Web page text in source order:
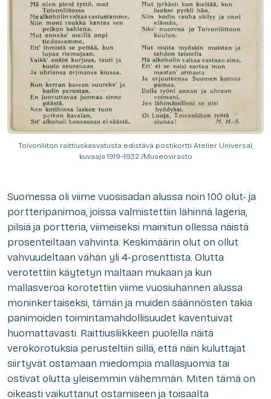
Toivonliiton raittiuskasvatusta edistävä postikortti Atelier Universal,
kuvaaja 1919–1932 /Museovirasto
Suomessa oli viime vuosisadan alussa noin 100 olut- ja
portteripanimoa, joissa valmistettiin lähinnä lageria,
pilsiä ja portteria, viimeiseksi mainitun ollessa näistä
prosenteiltaan vahvinta. Keskimäärin olut on ollut
vahvuudeltaan vähän yli 4-prosenttista. Olutta
verotettiin käytetyn maltaan mukaan ja kun
mallasveroa korotettiin viime vuosiuhannen alussa
moninkertaiseksi, tämän ja muiden säännösten takia
panimoiden toimintamahdollisuudet kaventuivat
huomattavasti. Raittiusliikkeen puolella näitä
verokorotuksia perusteltiin sillä, että näin kuluttajat
siirtyvät ostamaan miedompia mallasjuomia tai
ostivat olutta yleisemmin vähemmän. Miten tämä on
oikeasti vaikuttanut ostamiseen ja toisaalta